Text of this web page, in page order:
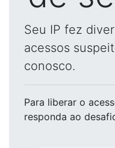
Seu IP fez
acessos
conosco.
Para liberar o
responda ao